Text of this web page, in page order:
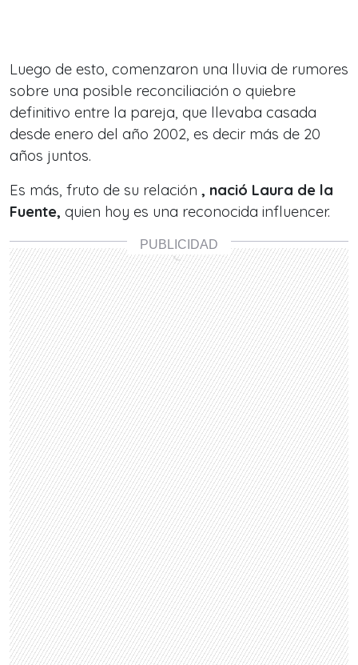
Luego de esto, comenzaron una lluvia de rumores
sobre una posible reconciliación o quiebre
definitivo entre la pareja, que llevaba casada
desde enero del año 2002, es decir más de 20
años juntos.
Es más, fruto de su relación , nació Laura de la
Fuente, quien hoy es una reconocida influencer.